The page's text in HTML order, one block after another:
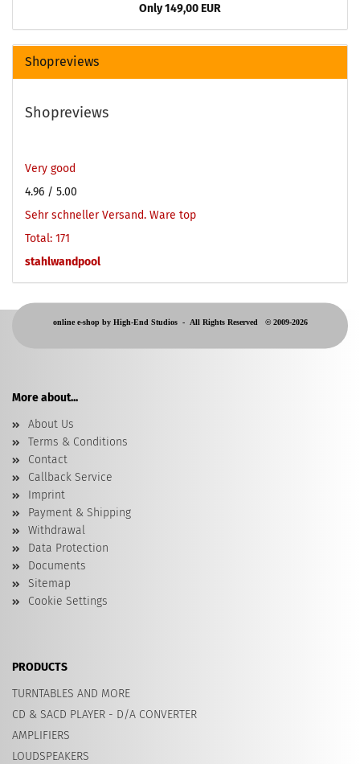
Only 149,00 EUR
Shopreviews
Shopreviews
Very good
4.96 / 5.00
Sehr schneller Versand. Ware top
Total: 171
stahlwandpool
online e-shop by High-End Studios - All Rights Reserved © 2009-2026
More about...
About Us
Terms & Conditions
Contact
Callback Service
Imprint
Payment & Shipping
Withdrawal
Data Protection
Documents
Sitemap
Cookie Settings
PRODUCTS
TURNTABLES AND MORE
CD & SACD PLAYER - D/A CONVERTER
AMPLIFIERS
LOUDSPEAKERS